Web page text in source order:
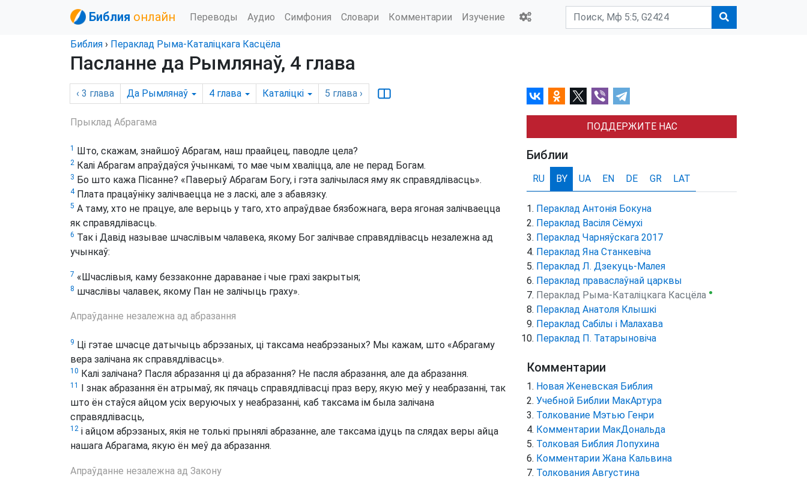
Библия онлайн Переводы Аудио Симфония Словари Комментарии Изучение
Библия › Пераклад Рыма-Каталіцкага Касцёла
Пасланне да Рымлянаў, 4 глава
‹ 3 глава Да Рымлянаў 4 глава Каталіцкі 5 глава ›
Прыклад Абрагама
1 Што, скажам, знайшоў Абрагам, наш праайцец, паводле цела?
2 Калі Абрагам апраўдаўся ўчынкамі, то мае чым хваліцца, але не перад Богам.
3 Бо што кажа Пісанне? «Паверыў Абрагам Богу, і гэта залічылася яму як справядлівасць».
4Плата працаўніку залічваецца не з ласкі, але з абавязку.
5 А таму, хто не працуе, але верыць у таго, хто апраўдвае бязбожнага, вера ягоная залічваецца
як справядлівасць.
6 Так і Давід называе шчаслівым чалавека, якому Бог залічвае справядлівасць незалежна ад
учынкаў:
7 «Шчаслівыя, каму беззаконне дараванае і чые грахі закрытыя;
8 шчаслівы чалавек, якому Пан не залічыць граху».
Апраўданне незалежна ад абразання
9 Ці гэтае шчасце датычыць абрэзаных, ці таксама неабрэзаных? Мы кажам, што «Абрагаму
вера залічана як справядлівасць».
10 Калі залічана? Пасля абразання ці да абразання? Не пасля абразання, але да абразання.
11
І знак абразання ён атрымаў, як пячаць справядлівасці праз веру, якую меў у неабразанні, так
што ён стаўся айцом усіх веруючых у неабразанні, каб таксама ім была залічана
справядлівасць,
12 і айцом абрэзаных, якія не толькі прынялі абразанне, але таксама ідуць па слядах веры айца
нашага Абрагама, якую ён меў да абразання.
Апраўданне незалежна ад Закону
ПОДДЕРЖИТЕ НАС
Библии
RU BY UA EN DE GR LAT
Пераклад Антонія Бокуна
Пераклад Васіля Сёмухі
Пераклад Чарняўскага 2017
Пераклад Яна Станкевіча
Пераклад Л. Дзекуць-Малея
Пераклад праваслаўнай царквы
Пераклад Рыма-Каталіцкага Касцёла ●
Пераклад Анатоля Клышкi
Пераклад Сабілы і Малахава
Пераклад П. Татарыновіча
Комментарии
Новая Женевская Библия
Учебной Библии МакАртура
Толкование Мэтью Генри
Комментарии МакДональда
Толковая Библия Лопухина
Комментарии Жана Кальвина
Толкования Августина